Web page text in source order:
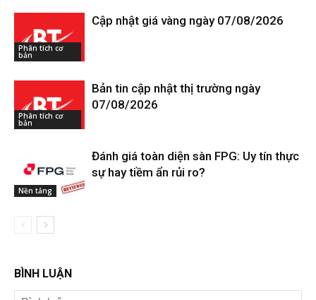
Phân tích cơ
bản
Cập nhật giá vàng ngày 07/08/2026
Phân tích cơ
bản
Bản tin cập nhật thị trường ngày
07/08/2026
Nền tảng
Đánh giá toàn diện sàn FPG: Uy tín thực
sự hay tiềm ẩn rủi ro?
BÌNH LUẬN